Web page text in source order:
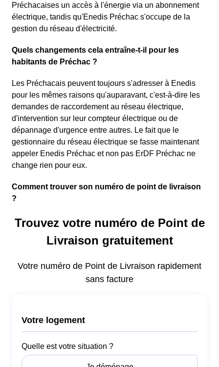
Préchacaises un accès à l'énergie via un abonnement
électrique, tandis qu'Enedis Préchac s'occupe de la
gestion du réseau d'électricité.
Quels changements cela entraîne-t-il pour les
habitants de Préchac ?
Les Préchacais peuvent toujours s'adresser à Enedis
pour les mêmes raisons qu'auparavant, c'est-à-dire les
demandes de raccordement au réseau électrique,
d'intervention sur leur compteur électrique ou de
dépannage d'urgence entre autres. Le fait que le
gestionnaire du réseau électrique se fasse maintenant
appeler Enedis Préchac et non pas ErDF Préchac ne
change rien pour eux.
Comment trouver son numéro de point de livraison
?